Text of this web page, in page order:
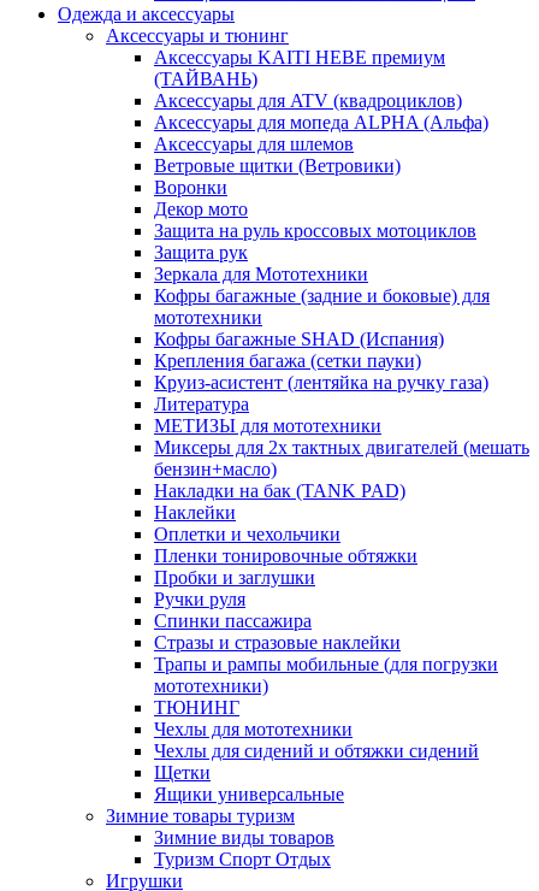
Одежда и аксессуары
Аксессуары и тюнинг
Аксессуары KAITI HEBE премиум
(ТАЙВАНЬ)
Аксессуары для ATV (квадроциклов)
Аксессуары для мопеда ALPHA (Альфа)
Аксессуары для шлемов
Ветровые щитки (Ветровики)
Воронки
Декор мото
Защита на руль кроссовых мотоциклов
Защита рук
Зеркала для Мототехники
Кофры багажные (задние и боковые) для
мототехники
Кофры багажные SHAD (Испания)
Крепления багажа (сетки пауки)
Круиз-асистент (лентяйка на ручку газа)
Литература
МЕТИЗЫ для мототехники
Миксеры для 2х тактных двигателей (мешать
бензин+масло)
Накладки на бак (TANK PAD)
Наклейки
Оплетки и чехольчики
Пленки тонировочные обтяжки
Пробки и заглушки
Ручки руля
Спинки пассажира
Стразы и стразовые наклейки
Трапы и рампы мобильные (для погрузки
мототехники)
ТЮНИНГ
Чехлы для мототехники
Чехлы для сидений и обтяжки сидений
Щетки
Ящики универсальные
Зимние товары туризм
Зимние виды товаров
Туризм Спорт Отдых
Игрушки